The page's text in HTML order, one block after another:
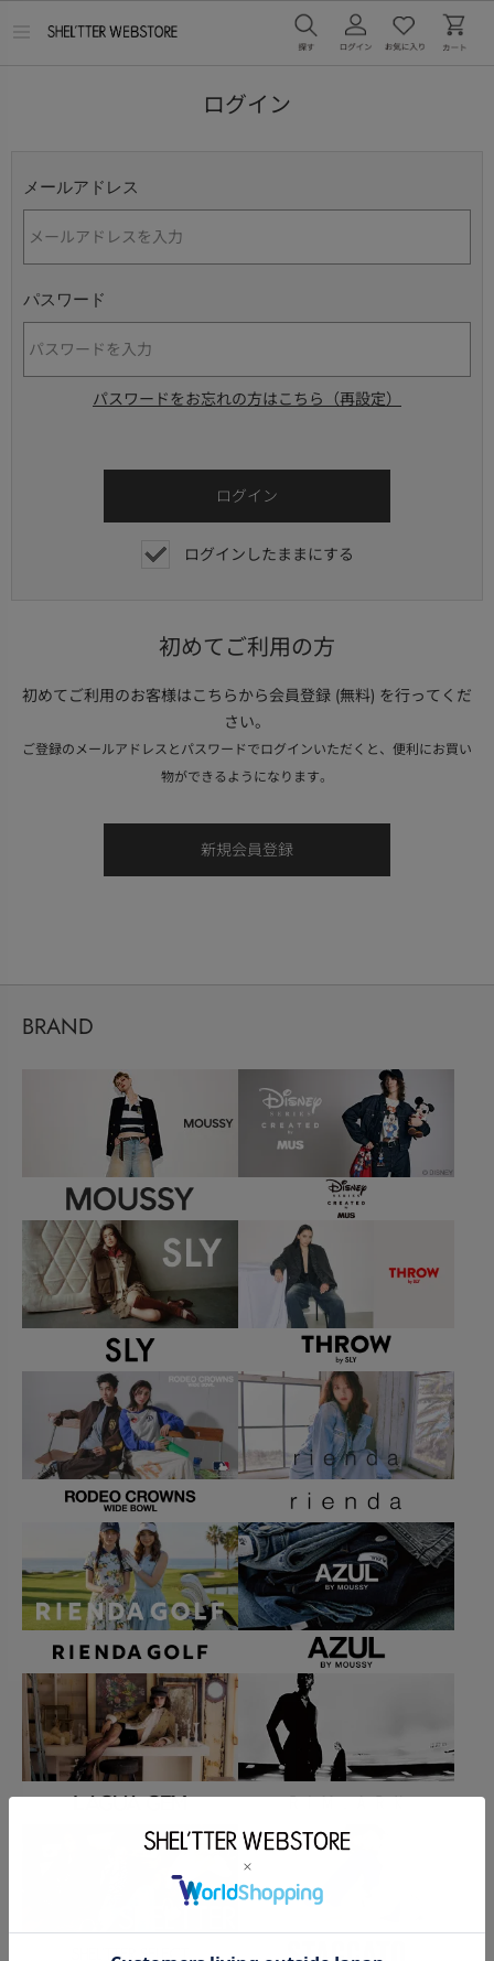
ログイン
メールアドレス
パスワード
パスワードをお忘れの方はこちら（再設定）
ログインしたままにする
初めてご利用の方
初めてご利用のお客様はこちらから会員登録 (無料) を行ってくだ
さい。
ご登録のメールアドレスとパスワードでログインいただくと、便利にお買い
物ができるようになります。
BRAND